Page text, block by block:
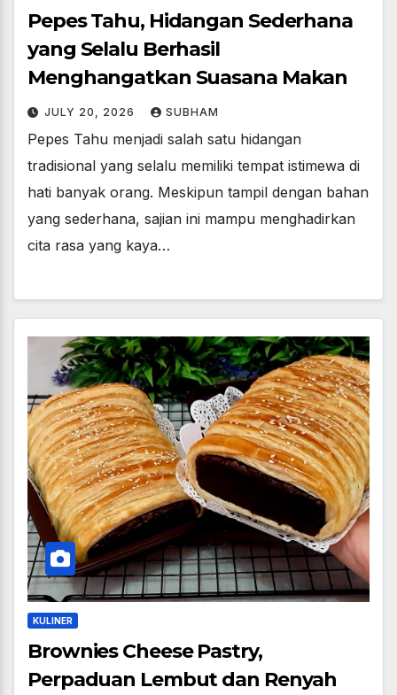
Pepes Tahu, Hidangan Sederhana
yang Selalu Berhasil
Menghangatkan Suasana Makan
JULY 20, 2026 SUBHAM
Pepes Tahu menjadi salah satu hidangan
tradisional yang selalu memiliki tempat istimewa di
hati banyak orang. Meskipun tampil dengan bahan
yang sederhana, sajian ini mampu menghadirkan
cita rasa yang kaya…
KULINER
Brownies Cheese Pastry,
Perpaduan Lembut dan Renyah